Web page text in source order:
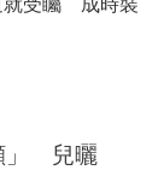
就受矚 成時裝
」 兒曬